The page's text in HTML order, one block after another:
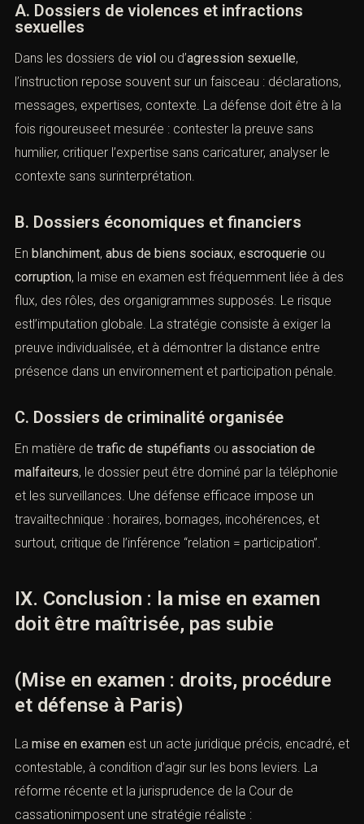
A. Dossiers de violences et infractions
sexuelles
Dans les dossiers de viol ou d’agression sexuelle,
l’instruction repose souvent sur un faisceau : déclarations,
messages, expertises, contexte. La défense doit être à la
fois rigoureuseet mesurée : contester la preuve sans
humilier, critiquer l’expertise sans caricaturer, analyser le
contexte sans surinterprétation.
B. Dossiers économiques et financiers
En blanchiment, abus de biens sociaux, escroquerie ou
corruption, la mise en examen est fréquemment liée à des
flux, des rôles, des organigrammes supposés. Le risque
estl’imputation globale. La stratégie consiste à exiger la
preuve individualisée, et à démontrer la distance entre
présence dans un environnement et participation pénale.
C. Dossiers de criminalité organisée
En matière de trafic de stupéfiants ou association de
malfaiteurs, le dossier peut être dominé par la téléphonie
et les surveillances. Une défense efficace impose un
travailtechnique : horaires, bornages, incohérences, et
surtout, critique de l’inférence “relation = participation”.
IX. Conclusion : la mise en examen
doit être maîtrisée, pas subie
(Mise en examen : droits, procédure
et défense à Paris)
La mise en examen est un acte juridique précis, encadré, et
contestable, à condition d’agir sur les bons leviers. La
réforme récente et la jurisprudence de la Cour de
cassationimposent une stratégie réaliste :